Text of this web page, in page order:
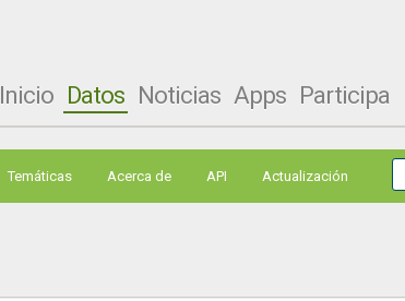
Inicio Datos Noticias Apps Participa
Temáticas Acerca de API Actualización